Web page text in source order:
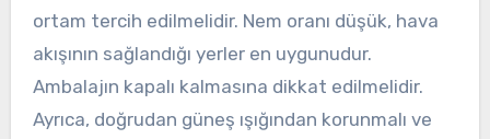
ortam tercih edilmelidir. Nem oranı düşük, hava
akışının sağlandığı yerler en uygunudur.
Ambalajın kapalı kalmasına dikkat edilmelidir.
Ayrıca, doğrudan güneş ışığından korunmalı ve